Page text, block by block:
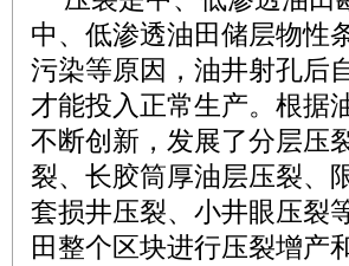
中、低渗透油田储层物性
污染等原因，油井射孔后
才能投入正常生产。根据
不断创新，发展了分层压
裂、长胶筒厚油层压裂、
套损井压裂、小井眼压裂
田整个区块进行压裂增产